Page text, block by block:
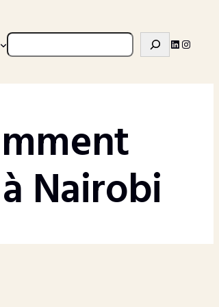
Search LinkedIn
Nairobi